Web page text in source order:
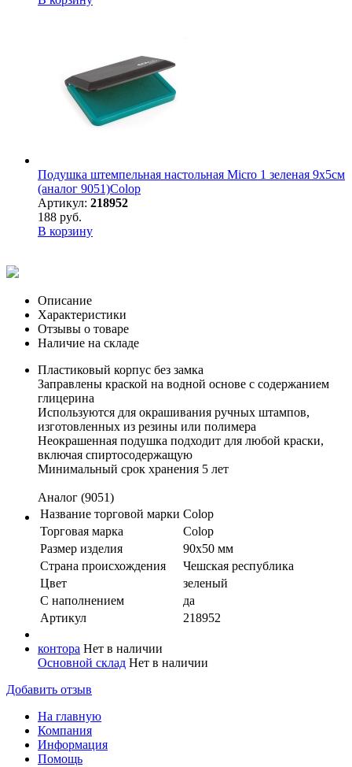
Подушка штемпельная настольная Micro 1 зеленая 9х5см
(аналог 9051)Colop
Артикул: 218952
188 руб.
В корзину
Описание
Характеристики
Отзывы о товаре
Наличие на складе
Пластиковый корпус без замка
Заправлены краской на водной основе с содержанием
глицерина
Используются для окрашивания ручных штампов,
изготовленных из резины или полимера
Неокрашенная подушка подходит для любой краски,
включая спиртосодержащую
Минимальный срок хранения 5 лет
Аналог (9051)
Название торговой марки Colop
Торговая марка
Colop
Размер изделия
90х50 мм
Страна происхождения
Чешская республика
Цвет
зеленый
С наполнением
да
Артикул
218952
контора Нет в наличии
Основной склад Нет в наличии
Добавить отзыв
На главную
Компания
Информация
Помощь